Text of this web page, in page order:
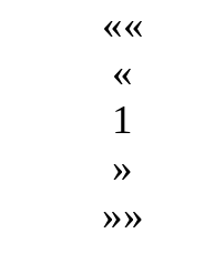
««
«
1
»
»»